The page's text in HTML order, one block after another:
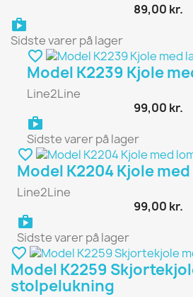
89,00 kr.
shopping_bag
Sidste varer på lager
favorite_border
Model K2239 Kjole
Line2Line
99,00 kr.
shopping_bag
Sidste varer på lager
favorite_border
Model K2204 Kjole
Line2Line
99,00 kr.
shopping_bag
Sidste varer på lager
favorite_border
Model K2259
stolpelukning